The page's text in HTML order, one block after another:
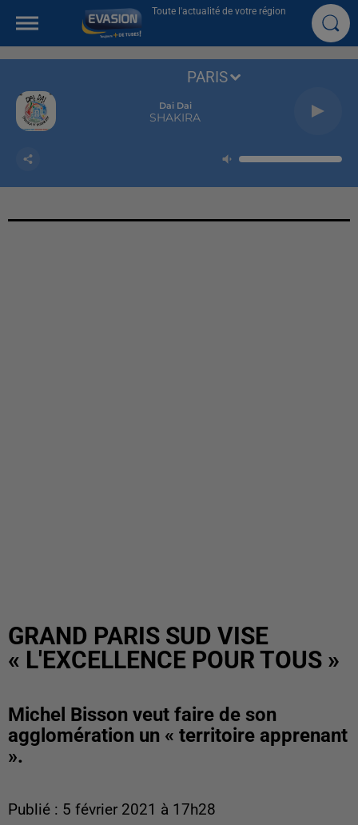
Toute l'actualité de votre région
Dai Dai
SHAKIRA
PARIS
GRAND PARIS SUD VISE
« L'EXCELLENCE POUR TOUS »
Michel Bisson veut faire de son
agglomération un « territoire apprenant
».
Publié : 5 février 2021 à 17h28